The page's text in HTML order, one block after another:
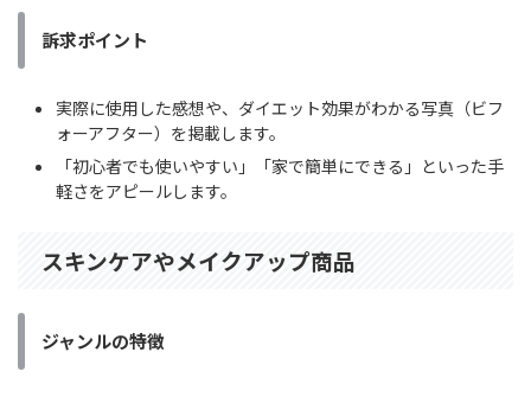
訴求ポイント
実際に使用した感想や、ダイエット効果がわかる写真（ビフ
ォーアフター）を掲載します。
「初心者でも使いやすい」「家で簡単にできる」といった手
軽さをアピールします。
スキンケアやメイクアップ商品
ジャンルの特徴